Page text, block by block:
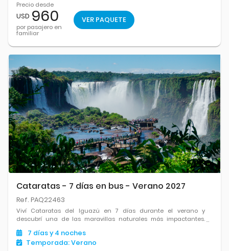
Precio desde
USD 960
por pasajero en
familiar
VER PAQUETE
Cataratas - 7 días en bus - Verano 2027
Ref. PAQ22463
Viví Cataratas del Iguazú en 7 días durante el verano y
descubrí una de las maravillas naturales más impactantes.
conocé nuevos destinos y viajá con la comodidad de un
paquete completo.
7 díasy 4 noches
Temporada:Verano